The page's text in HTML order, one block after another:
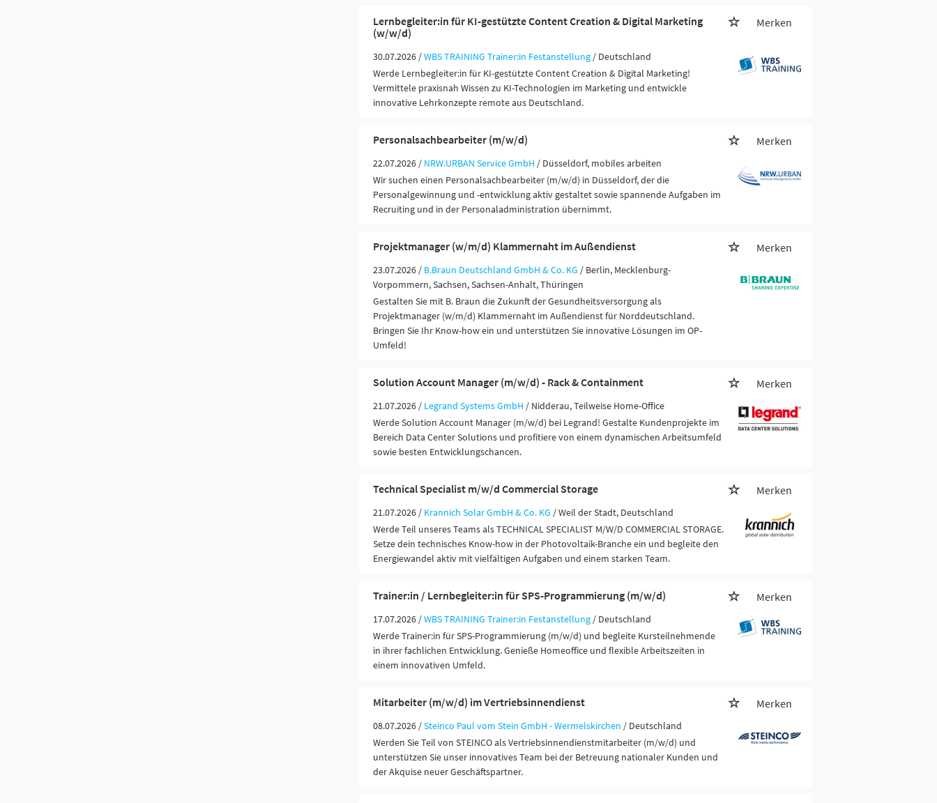
Lernbegleiter:in für KI-gestützte Content Creation & Digital Marketing
(w/w/d)
Merken
30.07.2026 /WBS TRAINING Trainer:in Festanstellung / Deutschland
Werde Lernbegleiter:in für KI-gestützte Content Creation & Digital Marketing!
Vermittele praxisnah Wissen zu KI-Technologien im Marketing und entwickle
innovative Lehrkonzepte remote aus Deutschland.
Personalsachbearbeiter (m/w/d) Merken
22.07.2026 / NRW.URBAN Service GmbH / Düsseldorf, mobiles arbeiten
Wir suchen einen Personalsachbearbeiter (m/w/d) in Düsseldorf, der die
Personalgewinnung und -entwicklung aktiv gestaltet sowie spannende Aufgaben im
Recruiting und in der Personaladministration übernimmt.
Projektmanager (w/m/d) Klammernaht im Außendienst Merken
23.07.2026 / B.Braun Deutschland GmbH & Co. KG / Berlin, Mecklenburg-
Vorpommern, Sachsen, Sachsen-Anhalt, Thüringen
Gestalten Sie mit B. Braun die Zukunft der Gesundheitsversorgung als
Projektmanager (w/m/d) Klammernaht im Außendienst für Norddeutschland.
Bringen Sie Ihr Know-how ein und unterstützen Sie innovative Lösungen im OP-
Umfeld!
Solution Account Manager (m/w/d) - Rack & Containment Merken
21.07.2026 / Legrand Systems GmbH / Nidderau, Teilweise Home-Office
Werde Solution Account Manager (m/w/d) bei Legrand! Gestalte Kundenprojekte im
Bereich Data Center Solutions und profitiere von einem dynamischen Arbeitsumfeld
sowie besten Entwicklungschancen.
Technical Specialist m/w/d Commercial Storage Merken
21.07.2026 / Krannich Solar GmbH & Co. KG / Weil der Stadt, Deutschland
Werde Teil unseres Teams als TECHNICAL SPECIALIST M/W/D COMMERCIAL STORAGE.
Setze dein technisches Know-how in der Photovoltaik-Branche ein und begleite den
Energiewandel aktiv mit vielfältigen Aufgaben und einem starken Team.
Trainer:in / Lernbegleiter:in für SPS-Programmierung (m/w/d) Merken
17.07.2026 /WBS TRAINING Trainer:in Festanstellung / Deutschland
Werde Trainer:in für SPS-Programmierung (m/w/d) und begleite Kursteilnehmende
in ihrer fachlichen Entwicklung. Genieße Homeoffice und flexible Arbeitszeiten in
einem innovativen Umfeld.
Mitarbeiter (m/w/d) im Vertriebsinnendienst Merken
08.07.2026 /Steinco Paul vom Stein GmbH - Wermelskirchen / Deutschland
Werden Sie Teil von STEINCO als Vertriebsinnendienstmitarbeiter (m/w/d) und
unterstützen Sie unser innovatives Team bei der Betreuung nationaler Kunden und
der Akquise neuer Geschäftspartner.